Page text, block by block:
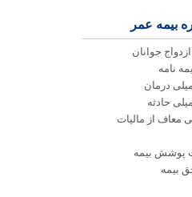
بیمه عمر
جوانان
نامه
درمان
حادثه
معاف از مالیات
پوشش بیمه
بیمه